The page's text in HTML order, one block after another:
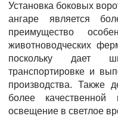
Установка боковых
ангаре является
преимущество
животноводческих
поскольку дает
транспортировке и
производства. Также
более качественной
освещение в светлое